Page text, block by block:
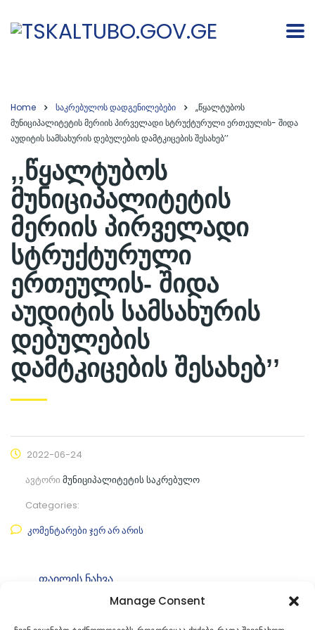
Manage Consent
Home საკრებულოს დადგენილებები
,,წყალტუბოს
მუნიციპალიტეტის მერიის პირველადი სტრუქტურული ერთეულის- შიდა
აუდიტის სამსახურის დებულების დამტკიცების შესახებ’’
,,წყალტუბოს
მუნიციპალიტეტის
მერიის პირველადი
სტრუქტურული
ერთეულის- შიდა
აუდიტის სამსახურის
დებულების
დამტკიცების შესახებ’’
2022-06-24
ავტორი მუნიციპალიტეტის საკრებულო
Categories:
კომენტარები ჯერ არ არის
ფაილის ნახვა